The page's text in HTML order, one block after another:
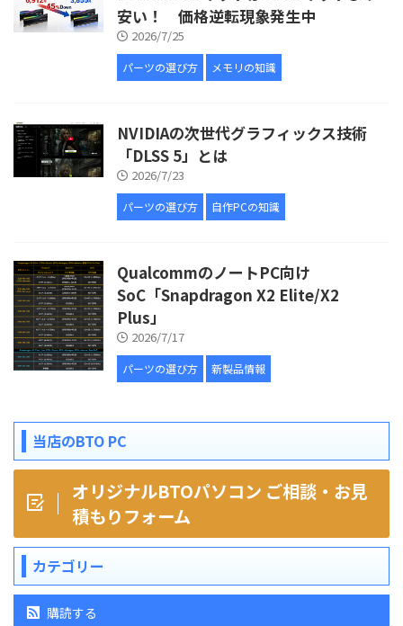
安い！ 価格逆転現象発生中
2026/7/25
パーツの選び方 メモリの知識
NVIDIAの次世代グラフィックス技術
「DLSS 5」とは
2026/7/23
パーツの選び方 自作PCの知識
QualcommのノートPC向け
SoC「Snapdragon X2 Elite/X2
Plus」
2026/7/17
パーツの選び方 新製品情報
当店のBTO PC
オリジナルBTOパソコン ご相談・お見
積もりフォーム
カテゴリー
購読する